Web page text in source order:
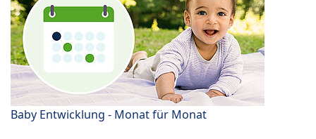
Baby Entwicklung - Monat für Monat